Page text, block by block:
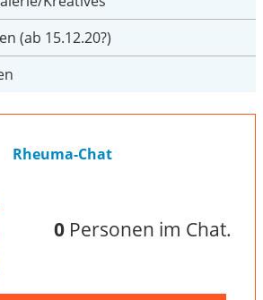
(ab 15.12.20?)
Rheuma-Chat
0Personen im Chat.